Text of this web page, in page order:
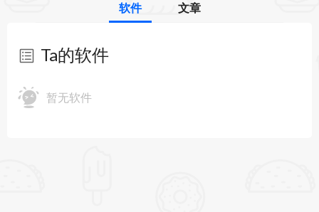
软件 文章
Ta的软件
暂无软件